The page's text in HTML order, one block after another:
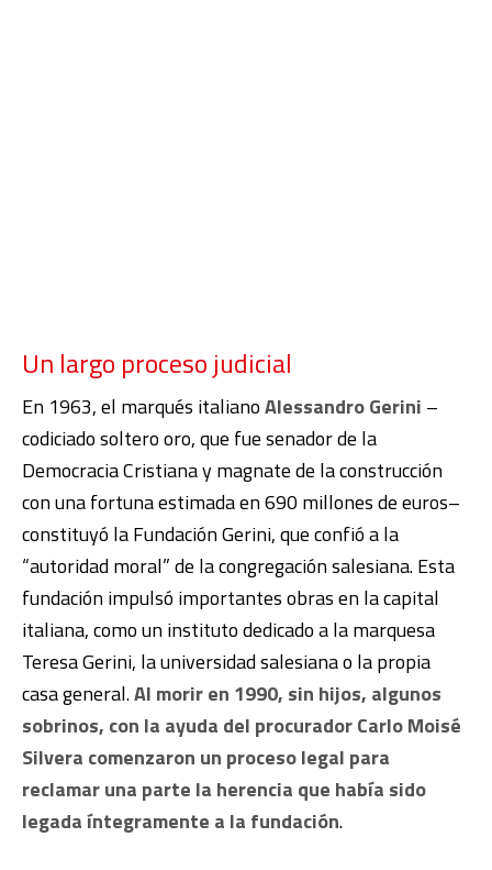
Un largo proceso judicial
En 1963, el marqués italianoAlessandro Gerini –
codiciado soltero oro, que fue senador de la
Democracia Cristiana y magnate de la construcción
con una fortuna estimada en 690 millones de euros–
constituyó la Fundación Gerini, que confió a la
“autoridad moral” de la congregación salesiana. Esta
fundación impulsó importantes obras en la capital
italiana, como un instituto dedicado a la marquesa
Teresa Gerini, la universidad salesiana o la propia
casa general.Al morir en 1990, sin hijos, algunos
sobrinos, con la ayuda del procurador Carlo Moisé
Silvera comenzaron un proceso legal para
reclamar una parte la herencia que había sido
legada íntegramente a la fundación.